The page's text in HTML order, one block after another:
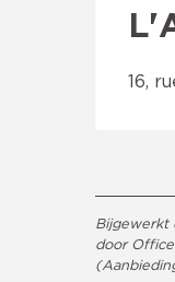
16,
Bijgewerkt
door